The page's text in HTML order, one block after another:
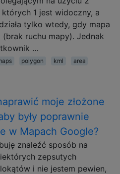
1 jest widoczny, a
tylko wtedy, gdy mapa
ruchu mapy). Jednak
…
polygon kml
area
moje złożone
były poprawnie
w Mapach Google?
znaleźć sposób na
zepsutych
i nie jestem pewien,